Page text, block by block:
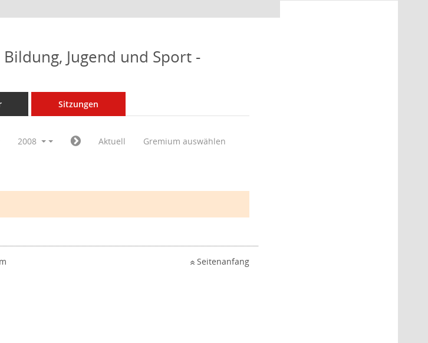
Jugend und Sport -
Sitzungen
2008 Aktuell Gremium auswählen
Seitenanfang